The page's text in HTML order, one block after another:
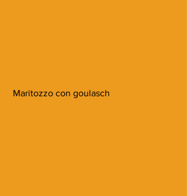
Maritozzo con goulasch